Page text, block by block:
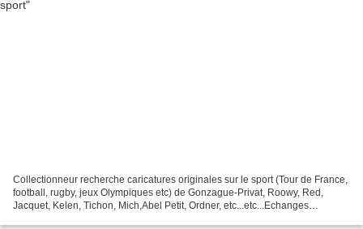
Collectionneur recherche caricatures originales sur le sport (Tour de France,
football, rugby, jeux Olympiques etc) de Gonzague-Privat, Roowy, Red,
Jacquet, Kelen, Tichon, Mich,Abel Petit, Ordner, etc...etc...Echanges